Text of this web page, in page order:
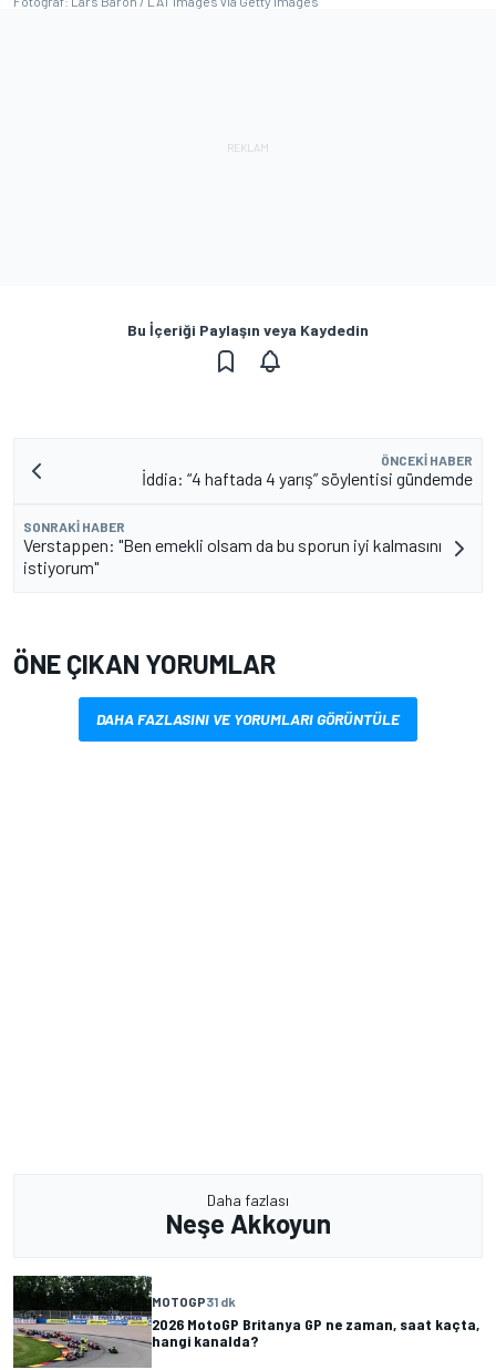
Bu İçeriği Paylaşın veya Kaydedin
ÖNCEKI HABER
İddia: “4 haftada 4 yarış” söylentisi gündemde
SONRAKI HABER
Verstappen: "Ben emekli olsam da bu sporun iyi kalmasını
istiyorum"
ÖNE ÇIKAN YORUMLAR
DAHA FAZLASINI VE YORUMLARI GÖRÜNTÜLE
Daha fazlası
Neşe Akkoyun
MOTOGP31 dk
2026 MotoGP Britanya GP ne zaman, saat kaçta,
hangi kanalda?